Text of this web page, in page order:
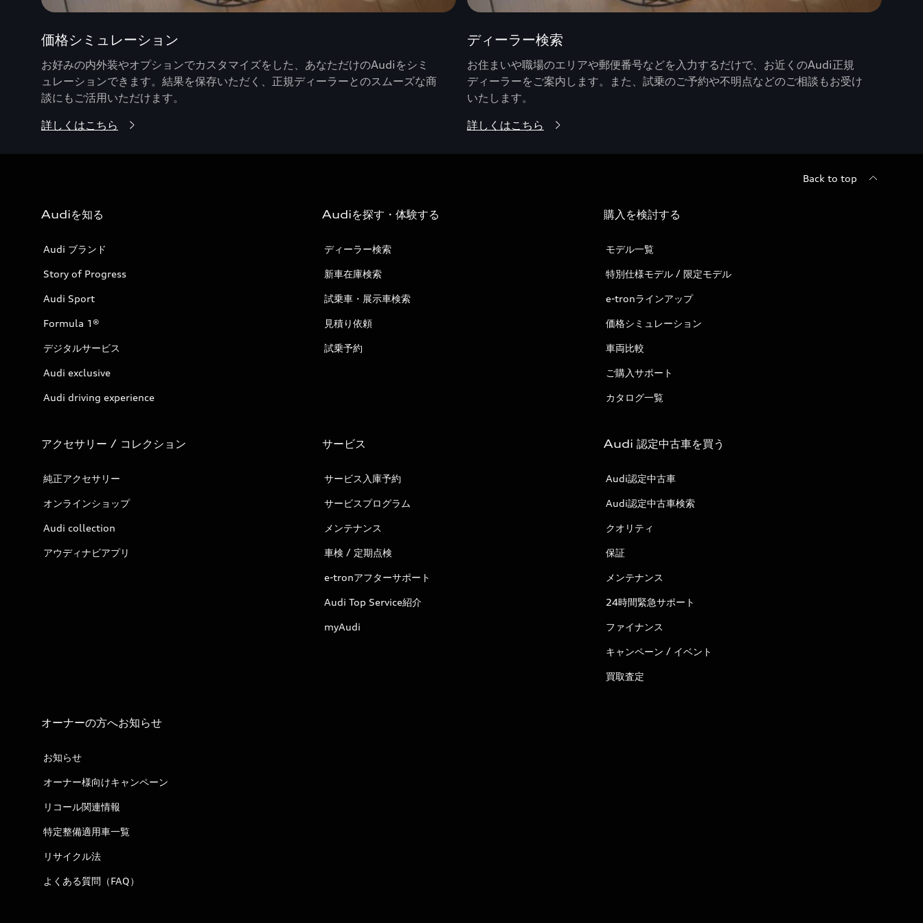
価格シミュレーション
お好みの内外装やオプションでカスタマイズをした、あなただけのAudiをシミ
ュレーションできます。結果を保存いただく、正規ディーラーとのスムーズな商
談にもご活用いただけます。
詳しくはこちら
ディーラー検索
お住まいや職場のエリアや郵便番号などを入力するだけで、お近くのAudi正規
ディーラーをご案内します。また、試乗のご予約や不明点などのご相談もお受け
いたします。
詳しくはこちら
Back to top
Audiを知る
Audi ブランド
Story of Progress
Audi Sport
Formula 1®
デジタルサービス
Audi exclusive
Audi driving experience
Audiを探す・体験する
ディーラー検索
新車在庫検索
試乗車・展示車検索
見積り依頼
試乗予約
購入を検討する
モデル一覧
特別仕様モデル / 限定モデル
e-tronラインアップ
価格シミュレーション
車両比較
ご購入サポート
カタログ一覧
アクセサリー / コレクション
純正アクセサリー
オンラインショップ
Audi collection
アウディナビアプリ
サービス
サービス入庫予約
サービスプログラム
メンテナンス
車検 / 定期点検
e-tronアフターサポート
Audi Top Service紹介
myAudi
Audi 認定中古車を買う
Audi認定中古車
Audi認定中古車検索
クオリティ
保証
メンテナンス
24時間緊急サポート
ファイナンス
キャンペーン / イベント
買取査定
オーナーの方へお知らせ
お知らせ
オーナー様向けキャンペーン
リコール関連情報
特定整備適用車一覧
リサイクル法
よくある質問（FAQ）